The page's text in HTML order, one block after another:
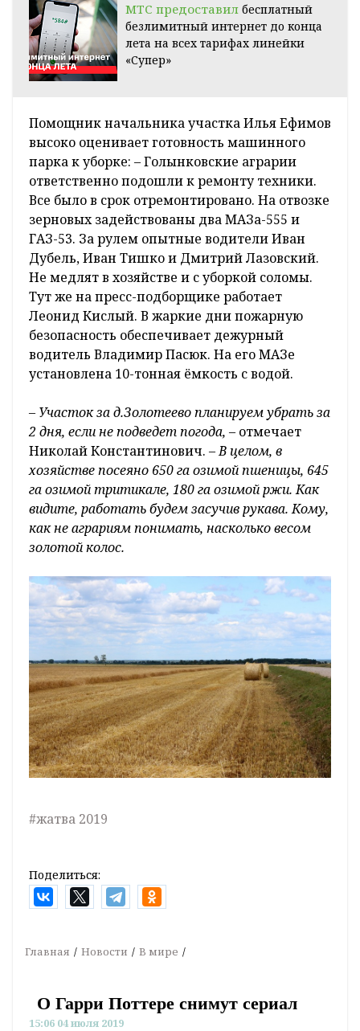
МТС предоставил бесплатный
безлимитный интернет до конца
лета на всех тарифах линейки
«Супер»
Помощник начальника участка Илья Ефимов
высоко оценивает готовность машинного
парка к уборке: – Голынковские аграрии
ответственно подошли к ремонту техники.
Все было в срок отремонтировано. На отвозке
зерновых задействованы два МАЗа-555 и
ГАЗ-53. За рулем опытные водители Иван
Дубель, Иван Тишко и Дмитрий Лазовский.
Не медлят в хозяйстве и с уборкой соломы.
Тут же на пресс-подборщике работает
Леонид Кислый. В жаркие дни пожарную
безопасность обеспечивает дежурный
водитель Владимир Пасюк. На его МАЗе
установлена 10-тонная ёмкость с водой.
– Участок за д.Золотеево планируем убрать за
2 дня, если не подведет погода, – отмечает
Николай Константинович. –В целом, в
хозяйстве посеяно 650 га озимой пшеницы, 645
га озимой тритикале, 180 га озимой ржи. Как
видите, работать будем засучив рукава. Кому,
как не аграриям понимать, насколько весом
золотой колос.
#жатва 2019
Поделиться:
Главная Новости В мире
О Гарри Поттере снимут сериал
15:06 04 июля 2019